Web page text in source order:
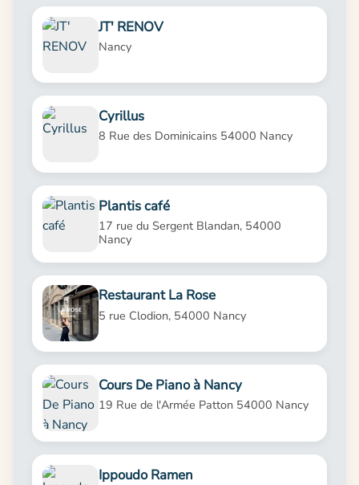
JT' RENOV
Nancy
Cyrillus
8 Rue des Dominicains 54000 Nancy
Plantis café
17 rue du Sergent Blandan, 54000
Nancy
Restaurant La Rose
5 rue Clodion, 54000 Nancy
Cours De Piano à Nancy
19 Rue de l'Armée Patton 54000 Nancy
Ippoudo Ramen